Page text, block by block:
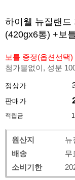
하이웰 뉴질랜드
(420gx6통) +보
보틀 증정(옵션선택)
첨가물없이, 성분
정상가
판매가
적립금
원산지
뉴
배송
무
소비기한